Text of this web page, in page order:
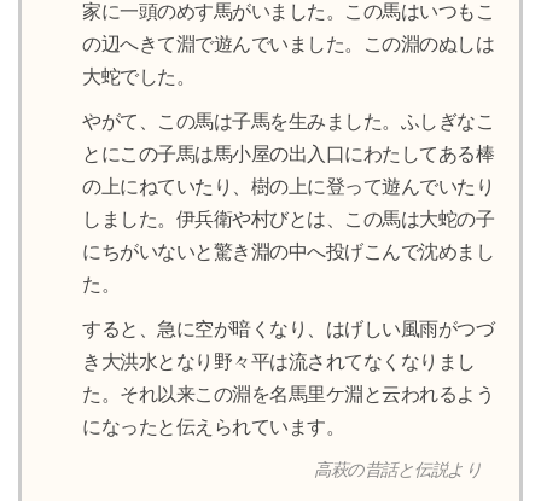
家に一頭のめす馬がいました。この馬はいつもこ
の辺へきて淵で遊んでいました。この淵のぬしは
大蛇でした。
やがて、この馬は子馬を生みました。ふしぎなこ
とにこの子馬は馬小屋の出入口にわたしてある棒
の上にねていたり、樹の上に登って遊んでいたり
しました。伊兵衛や村びとは、この馬は大蛇の子
にちがいないと驚き淵の中へ投げこんで沈めまし
た。
すると、急に空が暗くなり、はげしい風雨がつづ
き大洪水となり野々平は流されてなくなりまし
た。それ以来この淵を名馬里ケ淵と云われるよう
になったと伝えられています。
高萩の昔話と伝説より